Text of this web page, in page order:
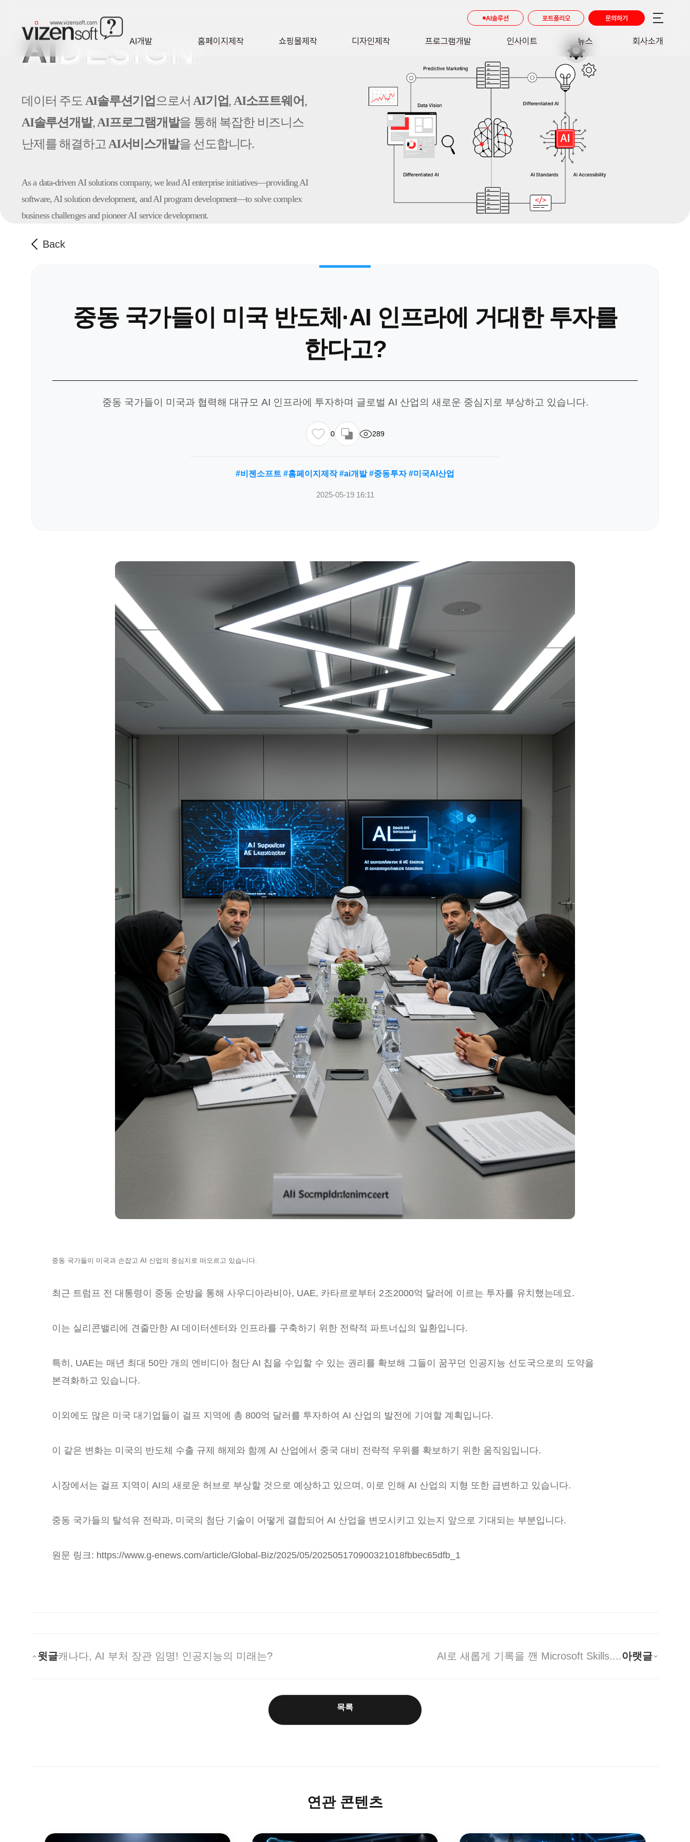
AI개발 홈페이지제작 쇼핑몰제작 디자인제작 프로그램개발 인사이트 뉴스
NEWS
회사소개
AI솔루션 포트폴리오 문의하기
AIDESIGN
데이터 주도 AI솔루션기업 으로서 AI기업, AI소프트웨어,
AI솔루션개발, AI프로그램개발을 통해 복잡한 비즈니스
난제를 해결하고 AI서비스개발을 선도합니다.
As a data-driven AI solutions company, we lead AI enterprise initiatives—providing AI
software,AI solution development, and AI program development—to solve complex
business challengesand pioneer AI service development.
Back
중동 국가들이 미국 반도체·AI 인프라에 거대한 투자를
한다고?
중동 국가들이 미국과 협력해 대규모 AI 인프라에 투자하며 글로벌 AI 산업의 새로운 중심지로 부상하고 있습니다.
0 289
#비젠소프트 #홈페이지제작 #ai개발 #중동투자 #미국AI산업
2025-05-19 16:11
중동 국가들이 미국과 손잡고 AI 산업의 중심지로 떠오르고 있습니다.
최근 트럼프 전 대통령이 중동 순방을 통해 사우디아라비아, UAE, 카타르로부터 2조2000억 달러에 이르는 투자를 유치했는데요.
이는 실리콘밸리에 견줄만한 AI 데이터센터와 인프라를 구축하기 위한 전략적 파트너십의 일환입니다.
특히, UAE는 매년 최대 50만 개의 엔비디아 첨단 AI 칩을 수입할 수 있는 권리를 확보해 그들이 꿈꾸던 인공지능 선도국으로의 도약을
본격화하고 있습니다.
이외에도 많은 미국 대기업들이 걸프 지역에 총 800억 달러를 투자하여 AI 산업의 발전에 기여할 계획입니다.
이 같은 변화는 미국의 반도체 수출 규제 해제와 함께 AI 산업에서 중국 대비 전략적 우위를 확보하기 위한 움직임입니다.
시장에서는 걸프 지역이 AI의 새로운 허브로 부상할 것으로 예상하고 있으며, 이로 인해 AI 산업의 지형 또한 급변하고 있습니다.
중동 국가들의 탈석유 전략과, 미국의 첨단 기술이 어떻게 결합되어 AI 산업을 변모시키고 있는지 앞으로 기대되는 부분입니다.
원문 링크: https://www.g-enews.com/article/Global-Biz/2025/05/202505170900321018fbbec65dfb_1
윗글캐나다, AI 부처 장관 임명! 인공지능의 미래는? AI로 새롭게 기록을 깬 Microsoft Skills....아랫글
목록
연관 콘텐츠